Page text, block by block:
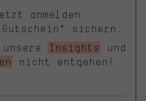
anmelden
sichern.
Insights
und
nicht entgehen!